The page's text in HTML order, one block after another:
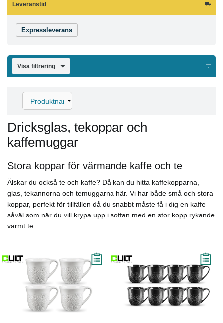
Leveranstid
Expressleverans
Visa filtrering
Dricksglas, tekoppar och
kaffemuggar
Stora koppar för värmande kaffe och te
Älskar du också te och kaffe? Då kan du hitta kaffekopparna,
glas, tekannorna och temuggarna här. Vi har både små och stora
koppar, perfekt för tillfällen då du snabbt måste få i dig en kaffe
såväl som när du vill krypa upp i soffan med en stor kopp rykande
varmt te.